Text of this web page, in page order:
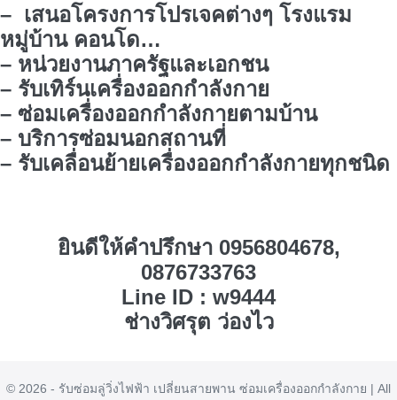
– เสนอโครงการโปรเจคต่างๆ โรงแรม
หมู่บ้าน คอนโด…
– หน่วยงานภาครัฐและเอกชน
– รับเทิร์นเครื่องออกกำลังกาย
– ซ่อมเครื่องออกกำลังกายตามบ้าน
– บริการซ่อมนอกสถานที่
– รับเคลื่อนย้ายเครื่องออกกำลังกายทุกชนิด
ยินดีให้คำปรึกษา 0956804678,
0876733763
Line ID : w9444
ช่างวิศรุต ว่องไว
© 2026 - รับซ่อมลู่วิ่งไฟฟ้า เปลี่ยนสายพาน ซ่อมเครื่องออกกำลังกาย | All